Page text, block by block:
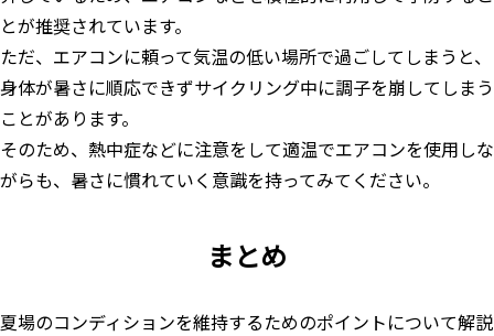
とが推奨されています。
ただ、エアコンに頼って気温の低い場所で過ごしてしまうと、
身体が暑さに順応できずサイクリング中に調子を崩してしまう
ことがあります。
そのため、熱中症などに注意をして適温でエアコンを使用しな
がらも、暑さに慣れていく意識を持ってみてください。
まとめ
夏場のコンディションを維持するためのポイントについて解説